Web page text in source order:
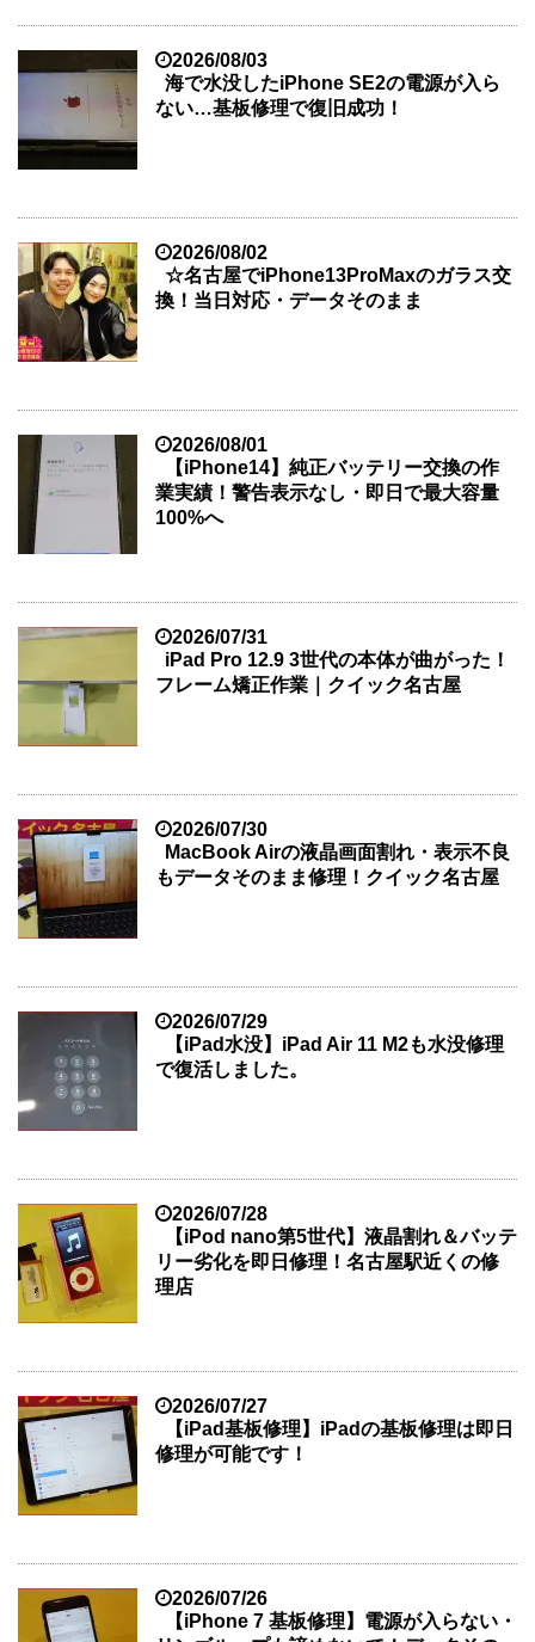
2026/08/03
海で水没したiPhone SE2の電源が入ら
ない…基板修理で復旧成功！
2026/08/02
☆名古屋でiPhone13ProMaxのガラス交
換！当日対応・データそのまま
2026/08/01
【iPhone14】純正バッテリー交換の作
業実績！警告表示なし・即日で最大容量
100%へ
2026/07/31
iPad Pro 12.9 3世代の本体が曲がった！
フレーム矯正作業｜クイック名古屋
2026/07/30
MacBook Airの液晶画面割れ・表示不良
もデータそのまま修理！クイック名古屋
2026/07/29
【iPad水没】iPad Air 11 M2も水没修理
で復活しました。
2026/07/28
【iPod nano第5世代】液晶割れ＆バッテ
リー劣化を即日修理！名古屋駅近くの修
理店
2026/07/27
【iPad基板修理】iPadの基板修理は即日
修理が可能です！
2026/07/26
【iPhone 7 基板修理】電源が入らない・